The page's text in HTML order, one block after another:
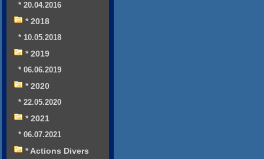
* 20.04.2016
* 2018
* 10.05.2018
* 2019
* 06.06.2019
* 2020
* 22.05.2020
* 2021
* 06.07.2021
* Actions Divers